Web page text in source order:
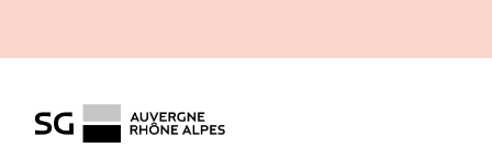
Société générale